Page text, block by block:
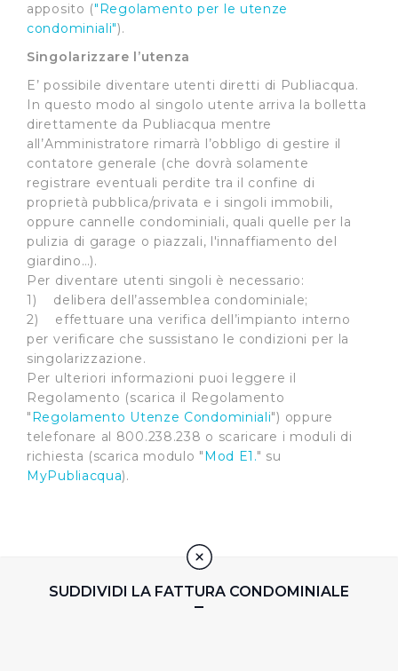
apposito ("Regolamento per le utenze
condominiali").
Singolarizzare l’utenza
E’ possibile diventare utenti diretti di Publiacqua.
In questo modo al singolo utente arriva la bolletta
direttamente da Publiacqua mentre
all’Amministratore rimarrà l’obbligo di gestire il
contatore generale (che dovrà solamente
registrare eventuali perdite tra il confine di
proprietà pubblica/privata e i singoli immobili,
oppure cannelle condominiali, quali quelle per la
pulizia di garage o piazzali, l'innaffiamento del
giardino…).
Per diventare utenti singoli è necessario:
1) delibera dell’assemblea condominiale;
2) effettuare una verifica dell’impianto interno
per verificare che sussistano le condizioni per la
singolarizzazione.
Per ulteriori informazioni puoi leggere il
Regolamento (scarica il Regolamento
"Regolamento Utenze Condominiali") oppure
telefonare al 800.238.238 o scaricare i moduli di
richiesta (scarica modulo "Mod E1." su
MyPubliacqua).
SUDDIVIDI LA FATTURA CONDOMINIALE